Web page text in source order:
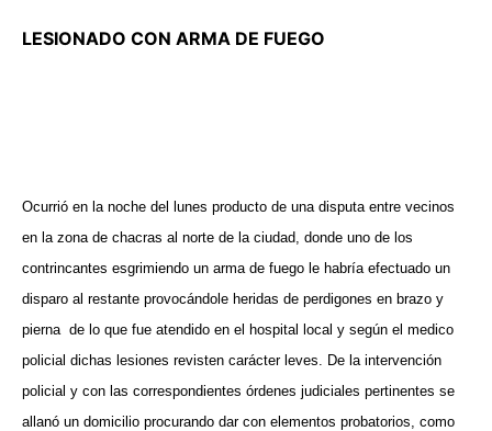
LESIONADO CON ARMA DE FUEGO
Ocurrió en la noche del lunes producto de una disputa entre vecinos
en la zona de chacras al norte de la ciudad, donde uno de los
contrincantes esgrimiendo un arma de fuego le habría efectuado un
disparo al restante provocándole heridas de perdigones en brazo y
pierna de lo que fue atendido en el hospital local y según el medico
policial dichas lesiones revisten carácter leves. De la intervención
policial y con las correspondientes órdenes judiciales pertinentes se
allanó un domicilio procurando dar con elementos probatorios, como